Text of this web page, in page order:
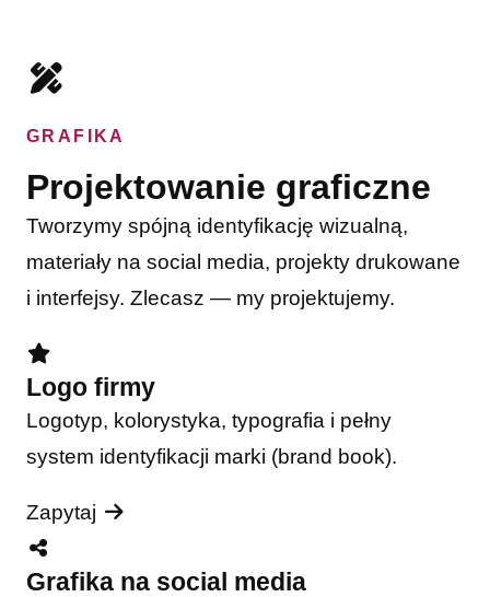
GRAFIKA
Projektowanie graficzne
Tworzymy spójną identyfikację wizualną,
materiały na social media, projekty drukowane
i interfejsy. Zlecasz — my projektujemy.
Logo firmy
Logotyp, kolorystyka, typografia i pełny
system identyfikacji marki (brand book).
Zapytaj
Grafika na social media